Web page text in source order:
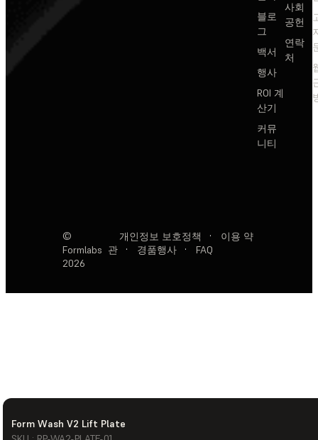
Form Wash V2 Lift Plate
블로
그
백서
행사
ROI 계
산기
커뮤
니티
사회
공헌
연락
처
©
Formlabs
2026
개인정보 보호정책 ·
이용 약
관
· 경품행사 · FAQ